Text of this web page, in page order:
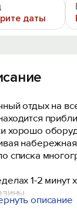
даты
отдых на
хорошо
списка
1-2 минут
кафе,
описание